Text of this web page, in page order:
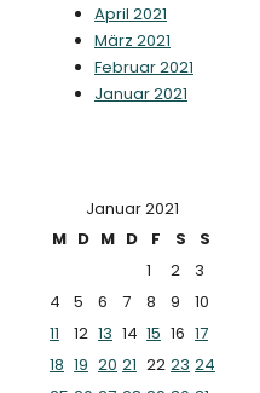
April 2021
März 2021
Februar 2021
Januar 2021
Januar 2021
M D M D F S
S
1
2
3
4
5 6 7 8 9
10
11
12 13 14 15 16 17
18 19 20 21 22 23 24